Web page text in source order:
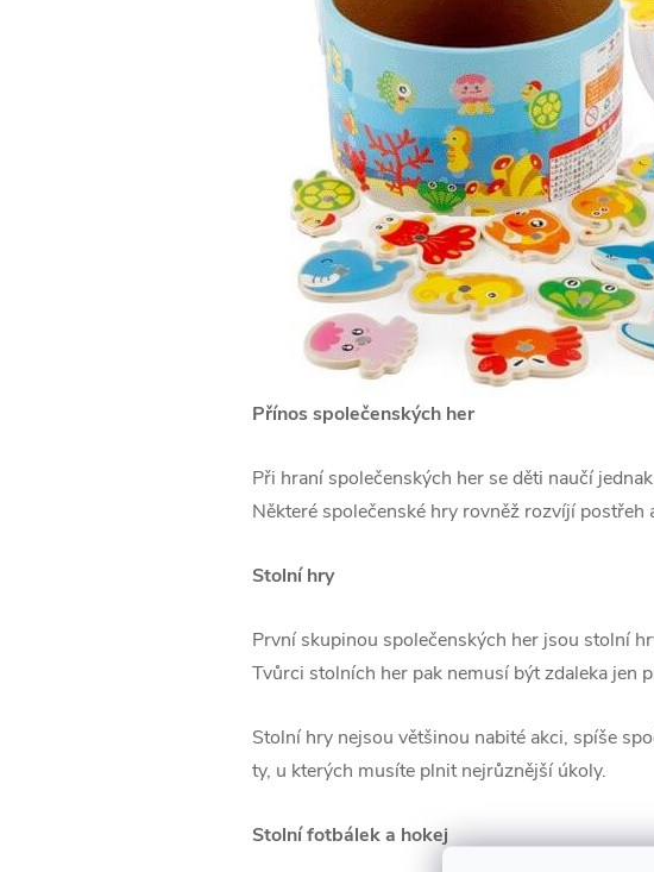
Přínos společenských her
Při hraní společenských her se děti naučí
Některé společenské hry rovněž rozvíjí postřeh
Stolní hry
První skupinou společenských her jsou stolní
Tvůrci stolních her pak nemusí být zdaleka jen
Stolní hry nejsou většinou nabité akci, spíše
ty, u kterých musíte plnit nejrůznější úkoly.
Stolní fotbálek a hokej